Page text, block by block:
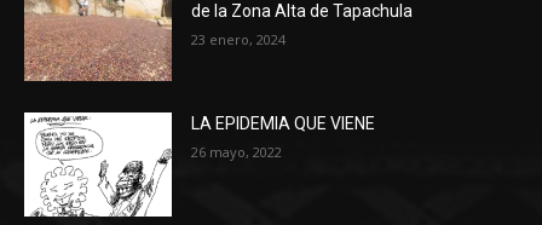
de la Zona Alta de Tapachula
23 enero, 2024
LA EPIDEMIA QUE VIENE
26 mayo, 2022